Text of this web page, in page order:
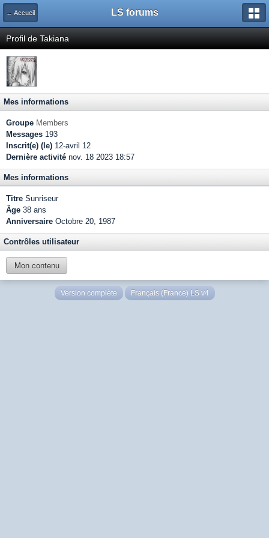
← Accueil LS forums
Profil de Takiana
Mes informations
Groupe Members
Messages 193
Inscrit(e) (le) 12-avril 12
Dernière activité nov. 18 2023 18:57
Mes informations
Titre Sunriseur
Âge 38 ans
Anniversaire Octobre 20, 1987
Contrôles utilisateur
Mon contenu
Version complète Français (France) LS v4